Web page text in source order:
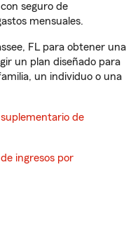
seguro de
mensuales.
FL para obtener una
un plan diseñado para
un individuo o una
de
ingresos por